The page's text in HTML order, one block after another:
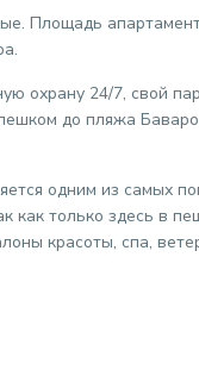
Площадь
охрану 24/7, свой
до пляжа
одним из самых
как только здесь в
красоты, спа,